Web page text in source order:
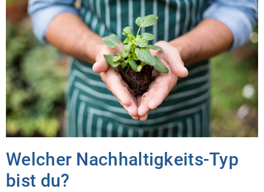
Welcher Nachhaltigkeits-Typ
bist du?